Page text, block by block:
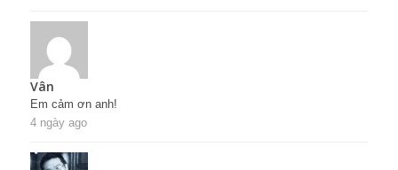
Vân
Em cảm ơn anh!
4 ngày ago